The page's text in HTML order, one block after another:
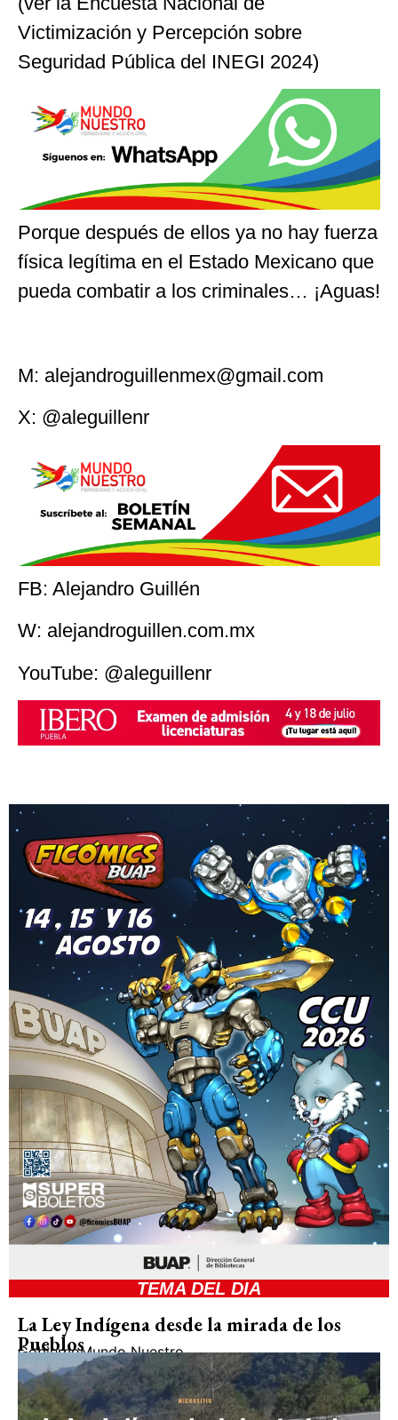
Victimización y Percepción sobre
Seguridad Pública del INEGI 2024)
Porque después de ellos ya no hay fuerza
física legítima en el Estado Mexicano que
pueda combatir a los criminales… ¡Aguas!
M: alejandroguillenmex@gmail.com
X: @aleguillenr
FB: Alejandro Guillén
W: alejandroguillen.com.mx
YouTube: @aleguillenr
TEMA DEL DIA
La Ley Indígena desde la mirada de los
Pueblos
GobiernoMundo Nuestro